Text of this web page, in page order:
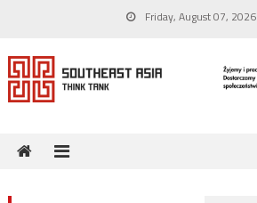
content
Friday, August 07, 2026